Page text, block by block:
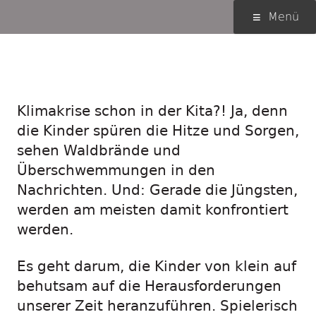
Menü
Menü
Klimakrise schon in der Kita?! Ja, denn
die Kinder spüren die Hitze und Sorgen,
sehen Waldbrände und
Überschwemmungen in den
Nachrichten. Und: Gerade die Jüngsten,
werden am meisten damit konfrontiert
werden.
Es geht darum, die Kinder von klein auf
behutsam auf die Herausforderungen
unserer Zeit heranzuführen. Spielerisch